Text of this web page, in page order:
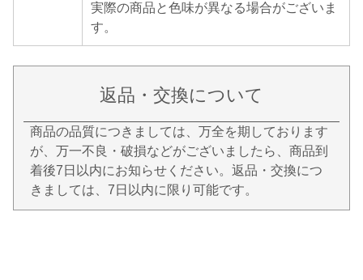
実際の商品と色味が異なる場合がございま
す。
返品・交換について
商品の品質につきましては、万全を期しております
が、万一不良・破損などがございましたら、商品到
着後7日以内にお知らせください。返品・交換につ
きましては、7日以内に限り可能です。